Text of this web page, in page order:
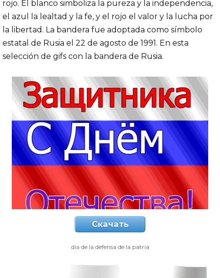
rojo. El blanco simboliza la pureza y la independencia,
el azul la lealtad y la fe, y el rojo el valor y la lucha por
la libertad. La bandera fue adoptada como símbolo
estatal de Rusia el 22 de agosto de 1991. En esta
selección de gifs con la bandera de Rusia.
Скачать
día de la defensa de la patria